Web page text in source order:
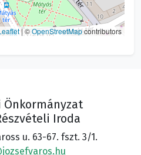
|©OpenStreetMapcontributors
Önkormányzat
Iroda
u. 63-67. fszt. 3/1.